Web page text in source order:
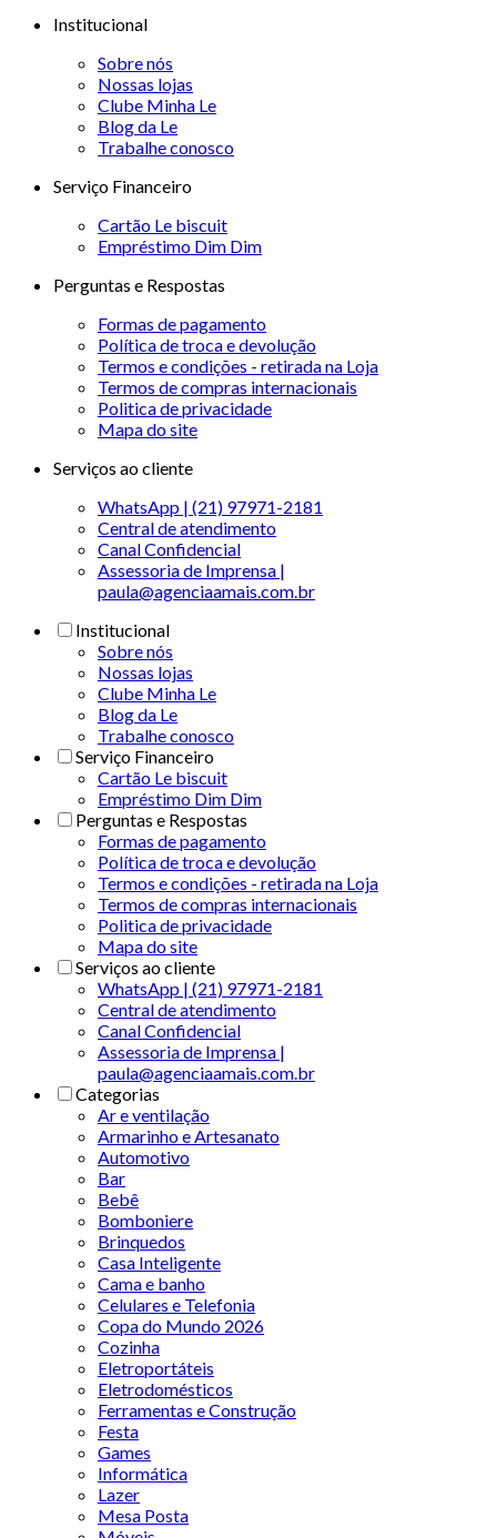
Institucional
Sobre nós
Nossas lojas
Clube Minha Le
Blog da Le
Trabalhe conosco
Serviço Financeiro
Cartão Le biscuit
Empréstimo Dim Dim
Perguntas e Respostas
Formas de pagamento
Política de troca e devolução
Termos e condições - retirada na Loja
Termos de compras internacionais
Politica de privacidade
Mapa do site
Serviços ao cliente
WhatsApp | (21) 97971-2181
Central de atendimento
Canal Confidencial
Assessoria de Imprensa |
paula@agenciaamais.com.br
Institucional
Sobre nós
Nossas lojas
Clube Minha Le
Blog da Le
Trabalhe conosco
Serviço Financeiro
Cartão Le biscuit
Empréstimo Dim Dim
Perguntas e Respostas
Formas de pagamento
Política de troca e devolução
Termos e condições - retirada na Loja
Termos de compras internacionais
Politica de privacidade
Mapa do site
Serviços ao cliente
WhatsApp | (21) 97971-2181
Central de atendimento
Canal Confidencial
Assessoria de Imprensa |
paula@agenciaamais.com.br
Categorias
Ar e ventilação
Armarinho e Artesanato
Automotivo
Bar
Bebê
Bomboniere
Brinquedos
Casa Inteligente
Cama e banho
Celulares e Telefonia
Copa do Mundo 2026
Cozinha
Eletroportáteis
Eletrodomésticos
Ferramentas e Construção
Festa
Games
Informática
Lazer
Mesa Posta